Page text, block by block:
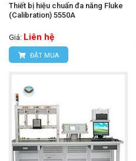
Thiết bị hiệu chuẩn đa năng Fluke
(Calibration) 5550A
Giá: Liên hệ
ĐẶT MUA